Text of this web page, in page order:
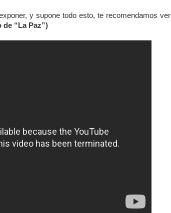
y supone todo esto, te recomendamos ver
“La Paz”)